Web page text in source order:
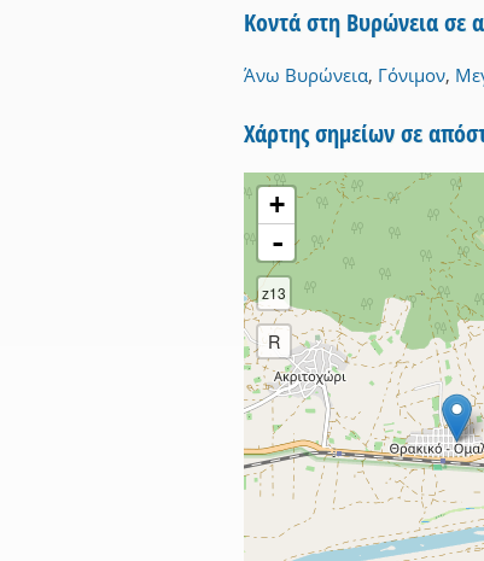
Κοντά στη Βυρώνεια σε
Άνω Βυρώνεια, Γόνιμον,
Χάρτης σημείων σε
+
-
z13
R